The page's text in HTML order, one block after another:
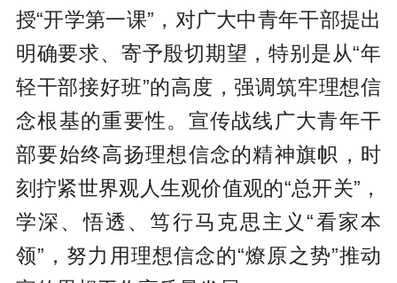
授“开学第一课”，对广大中青年干部提出
明确要求、寄予殷切期望，特别是从“年
轻干部接好班”的高度，强调筑牢理想信
念根基的重要性。宣传战线广大青年干
部要始终高扬理想信念的精神旗帜，时
刻拧紧世界观人生观价值观的“总开关”，
学深、悟透、笃行马克思主义“看家本
领”，努力用理想信念的“燎原之势”推动